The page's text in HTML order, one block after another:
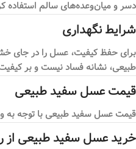
دسر و میان‌وعده‌های سالم استفاده
شرایط نگهداری
برای حفظ کیفیت، عسل را در جای
طبیعی، نشانه فساد نیست و بر
قیمت عسل سفید طبیعی
قیمت عسل سفید طبیعی با توجه به
خرید عسل سفید طبیعی از